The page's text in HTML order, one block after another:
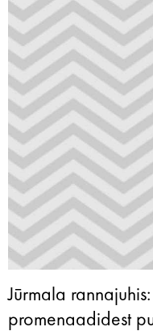
Jūrmala
promenaadidest